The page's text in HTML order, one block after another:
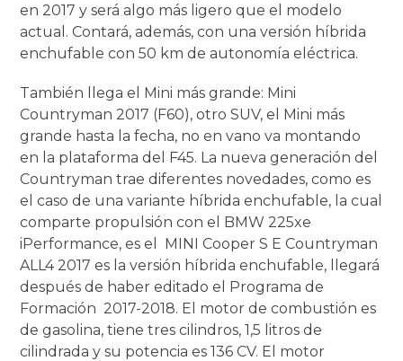
en 2017 y será algo más ligero que el modelo
actual. Contará, además, con una versión híbrida
enchufable con 50 km de autonomía eléctrica.
También llega el Mini más grande: Mini
Countryman 2017 (F60), otro SUV, el Mini más
grande hasta la fecha, no en vano va montando
en la plataforma del F45. La nueva generación del
Countryman trae diferentes novedades, como es
el caso de una variante híbrida enchufable, la cual
comparte propulsión con el BMW 225xe
iPerformance, es el MINI Cooper S E Countryman
ALL4 2017 es la versión híbrida enchufable, llegará
después de haber editado el Programa de
Formación 2017-2018. El motor de combustión es
de gasolina, tiene tres cilindros, 1,5 litros de
cilindrada y su potencia es 136 CV. El motor